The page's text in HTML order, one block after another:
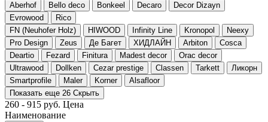
Aberhof Bello deco Bonkeel Decaro
Decor Dizayn
Evrowood
Rico
FN (Neuhofer Holz)
HIWOOD Infinity Line Kronopol
Neexy
Pro Design
Zeus Де Багет ХИДЛАЙН Arbiton
Cosca
Deartio
Fezard Finitura Madest decor
Orac decor
Ultrawood
Dollken Cezar prestige Classen Tarkett
Ликорн
Smartprofile
Maler Korner
Alsafloor
Показать еще 26 Скрыть
260 - 915 руб. Цена
Наименование